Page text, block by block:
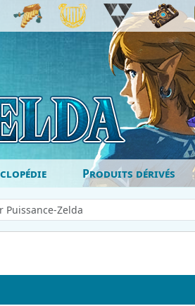
Produits dérivés